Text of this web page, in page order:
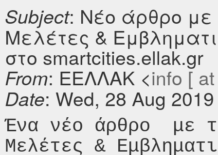
Subject: Νέο άρθρο με
Μελέτες &
στο smartcities.ellak.gr
From: ΕΕΛΛΑΚ <info [
Date: Wed, 28 Aug
Ένα νέο άρθρο  με